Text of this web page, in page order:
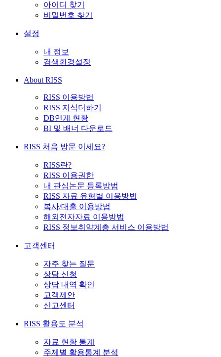
아이디 찾기
비밀번호 찾기
설정
내 정보
검색환경설정
About RISS
RISS 이용방법
RISS 지식더하기
DB연계 현황
BI 및 배너 다운로드
RISS 처음 방문 이세요?
RISS란?
RISS 이용권한
내 관심논문 등록방법
RISS 자료 유형별 이용방법
복사/대출 이용방법
해외전자자료 이용방법
RISS 정보취약계층 서비스 이용방법
고객센터
자주 찾는 질문
상담 신청
상담 내역 확인
고객제안
신고센터
RISS 활용도 분석
자료 현황 통계
주제별 활용통계 분석